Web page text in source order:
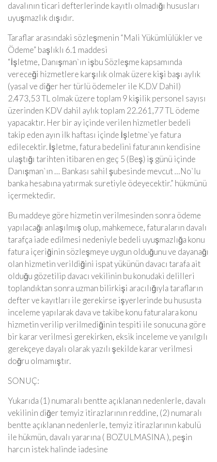
davalının ticari defterlerinde kayıtlı olmadığı hususları
uyuşmazlık dışıdır.
Taraflar arasındaki sözleşmenin “Mali Yükümlülükler ve
Ödeme” başlıklı 6.1 maddesi
“İşletme, Danışman`ın işbu Sözleşme kapsamında
vereceği hizmetlere karşılık olmak üzere kişi başı aylık
(yasal ve diğer her türlü ödemeler ile K.D.V Dahil)
2.473,53 TL olmak üzere toplam 9 kişilik personel sayısı
üzerinden KDV dahil aylık toplam 22.261,77 TL ödeme
yapacaktır. Her bir ay içinde verilen hizmetler bedeli
takip eden ayın ilk haftası içinde İşletme`ye fatura
edilecektir. İşletme, fatura bedelini faturanın kendisine
ulaştığı tarihten itibaren en geç 5 (Beş) iş günü içinde
Danışman`ın … Bankası sahil şubesinde mevcut …No`lu
banka hesabına yatırmak suretiyle ödeyecektir.” hükmünü
içermektedir.
Bu maddeye göre hizmetin verilmesinden sonra ödeme
yapılacağı anlaşılmış olup, mahkemece, faturaların davalı
tarafça iade edilmesi nedeniyle bedeli uyuşmazlığa konu
fatura içeriğinin sözleşmeye uygun olduğunu ve dayanağı
olan hizmetin verildiğini ispat yükünün davacı tarafa ait
olduğu gözetilip davacı vekilinin bu konudaki delilleri
toplandıktan sonra uzman bilirkişi aracılığıyla tarafların
defter ve kayıtları ile gerekirse işyerlerinde bu hususta
inceleme yapılarak dava ve takibe konu faturalara konu
hizmetin verilip verilmediğinin tespiti ile sonucuna göre
bir karar verilmesi gerekirken, eksik inceleme ve yanılgılı
gerekçeye dayalı olarak yazılı şekilde karar verilmesi
doğru olmamıştır.
SONUÇ:
Yukarıda (1) numaralı bentte açıklanan nedenlerle, davalı
vekilinin diğer temyiz itirazlarının reddine, (2) numaralı
bentte açıklanan nedenlerle, temyiz itirazlarının kabulü
ile hükmün, davalı yararına ( BOZULMASINA ), peşin
harcın istek halinde iadesine